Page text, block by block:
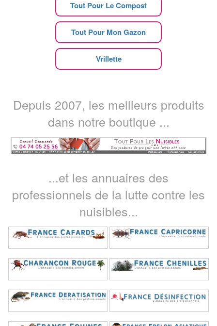
Tout Pour Le Compost
Tout Pour Mon Gazon
Vrillette
Depuis 2007, les meilleurs produits
dans notre boutique ...
...et les annuaires des
professionnels de la lutte contre les
nuisibles...